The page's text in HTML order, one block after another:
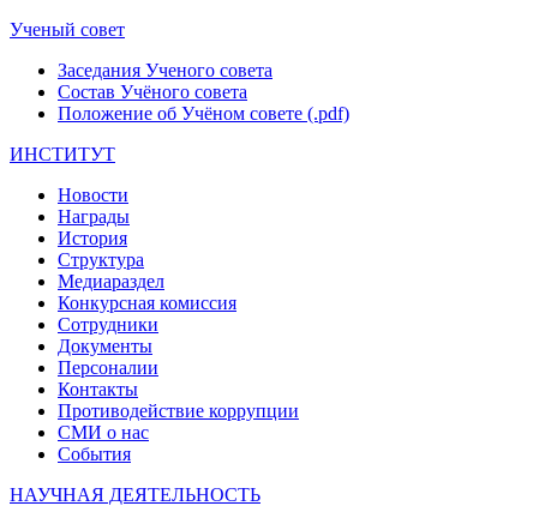
Ученый совет
Заседания Ученого совета
Состав Учёного совета
Положение об Учёном совете (.pdf)
ИНСТИТУТ
Новости
Награды
История
Структура
Медиараздел
Конкурсная комиссия
Сотрудники
Документы
Персоналии
Контакты
Противодействие коррупции
СМИ о нас
События
НАУЧНАЯ ДЕЯТЕЛЬНОСТЬ